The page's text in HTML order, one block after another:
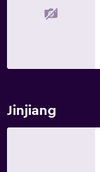
Jinjiang